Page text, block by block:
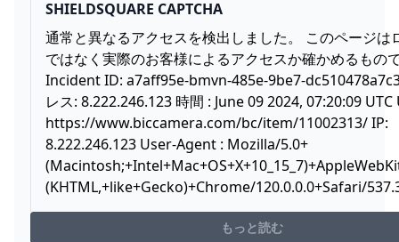
SHIELDSQUARE CAPTCHA
通常と異なるアクセスを検出しました。 このページは
ではなく実際のお客様によるアクセスか確かめるもの
Incident ID: a7aff95e-bmvn-485e-9be7-
レス: 8.222.246.123 時間 : June 09 2024, 07:20:09 UTC
https://www.biccamera.com/bc/item/11002313/IP:
8.222.246.123 User-Agent : Mozilla/5.0+
(KHTML,+like+Gecko)+Chrome/120.0.0.0+Safari/
もっと読む